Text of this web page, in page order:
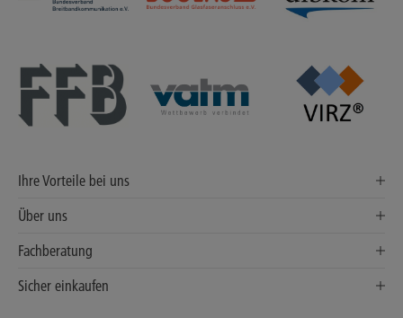
Ihre Vorteile bei uns
Über uns
Fachberatung
Sicher einkaufen